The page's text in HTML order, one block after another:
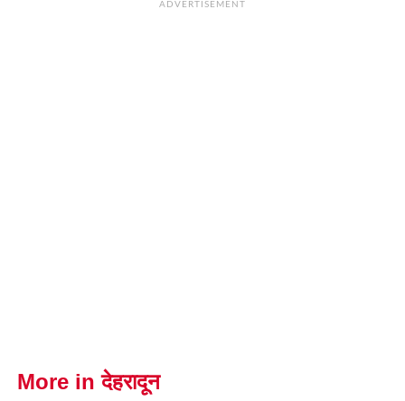
ADVERTISEMENT
More in देहरादून